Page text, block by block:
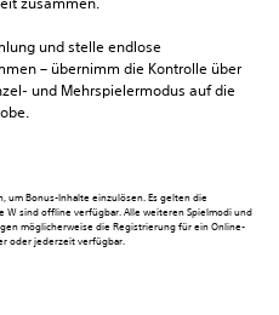
und stelle endlose
– übernimm die Kontrolle über
und Mehrspielermodus auf die
um Bonus-Inhalte einzulösen. Es gelten die
W sind offline verfügbar. Alle weiteren Spielmodi und
möglicherweise die Registrierung für ein Online-
oder jederzeit verfügbar.